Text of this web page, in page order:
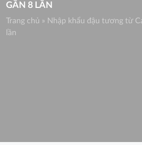
GẦN 8 LẦN
Trang chủ » Nhập khẩu đậu tương từ
lần